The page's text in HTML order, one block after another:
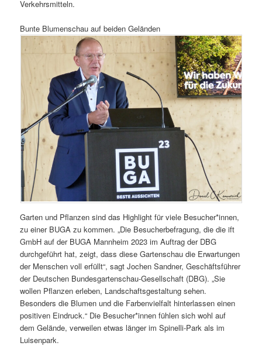
Verkehrsmitteln.
Bunte Blumenschau auf beiden Geländen
Garten und Pflanzen sind das Highlight für viele Besucher*innen,
zu einer BUGA zu kommen. „Die Besucherbefragung, die die ift
GmbH auf der BUGA Mannheim 2023 im Auftrag der DBG
durchgeführt hat, zeigt, dass diese Gartenschau die Erwartungen
der Menschen voll erfüllt“, sagt Jochen Sandner, Geschäftsführer
der Deutschen Bundesgartenschau-Gesellschaft (DBG). „Sie
wollen Pflanzen erleben, Landschaftsgestaltung sehen.
Besonders die Blumen und die Farbenvielfalt hinterlassen einen
positiven Eindruck.“ Die Besucher*innen fühlen sich wohl auf
dem Gelände, verweilen etwas länger im Spinelli-Park als im
Luisenpark.